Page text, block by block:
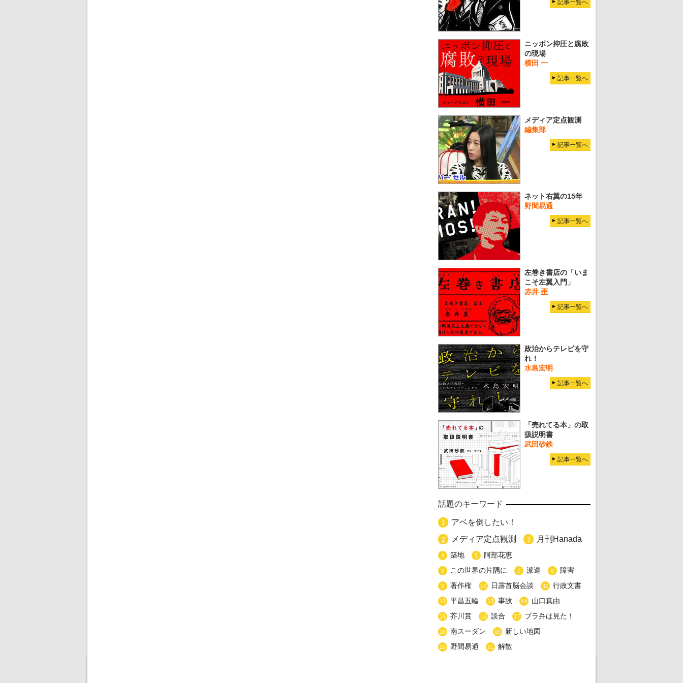
記事一覧へ
ニッポン抑圧と腐敗
の現場
横田 一
記事一覧へ
メディア定点観測
編集部
記事一覧へ
ネット右翼の15年
野間易通
記事一覧へ
左巻き書店の「いま
こそ左翼入門」
赤井 歪
記事一覧へ
政治からテレビを守
れ！
水島宏明
記事一覧へ
「売れてる本」の取
扱説明書
武田砂鉄
記事一覧へ
話題のキーワード
1 アベを倒したい！
2 メディア定点観測 3 月刊Hanada
4 築地 5 阿部花恵
6 この世界の片隅に 7 派遣 8 障害
9 著作権 10 日露首脳会談 11 行政文書
12 平昌五輪 13 事故 14 山口真由
15 芥川賞 16 談合 17 ブラ弁は見た！
18 南スーダン 19 新しい地図
20 野間易通 21 解散